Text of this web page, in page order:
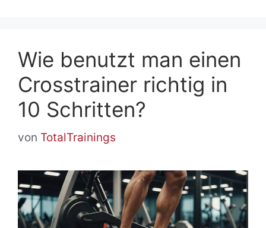
Wie benutzt man einen
Crosstrainer richtig in
10 Schritten?
von TotalTrainings